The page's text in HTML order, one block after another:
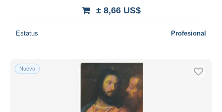
± 8,66 US$
Estatus Profesional
Nuevo